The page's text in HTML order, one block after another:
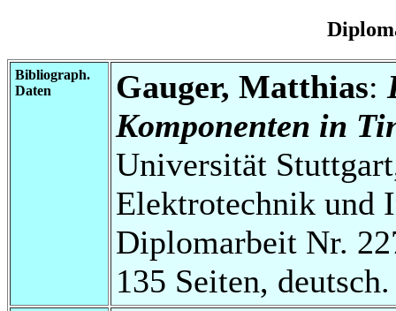
Bibliograph.
Daten
Gauger, Matthias:
Komponenten in
Universität
Elektrotechnik und
Diplomarbeit Nr.
135 Seiten, deutsch.